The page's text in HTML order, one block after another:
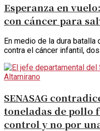
Esperanza en
con cáncer para
En medio de la dura
contra el cáncer infantil,
SENASAG
toneladas de pollo
control y no por